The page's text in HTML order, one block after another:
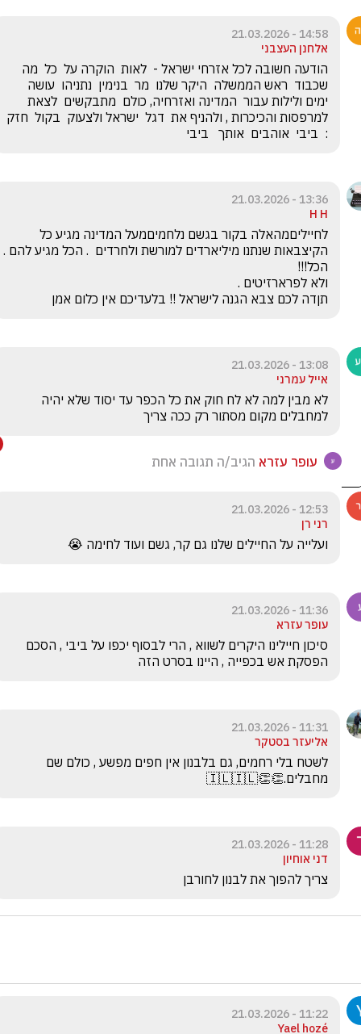
14:58 - 21.03.2026
אלחנן העצבני
:  ביבי  אוהבים  אותך   ביבי
13:36 - 21.03.2026
H H
תןדה לכם צבא הגנה לישראל !! בלעדיכם אין כלום אמן
13:08 - 21.03.2026
אייל עמרני
למחבלים מקום מסתור רק ככה צריך
עופר עזרא הגיב/ה תגובה אחת
12:53 - 21.03.2026
רני רן
ועלייה על החיילים שלנו גם קר, גשם ועוד לחימה 😭
11:36 - 21.03.2026
עופר עזרא
הפסקת אש בכפייה , היינו בסרט הזה
11:31 - 21.03.2026
אליעזר בסטקר
מחבלים.👏👏🇮🇱🇮🇱
11:28 - 21.03.2026
דני אוחיון
צריך להפוך את לבנון לחורבן
11:22 - 21.03.2026
Yael hozé